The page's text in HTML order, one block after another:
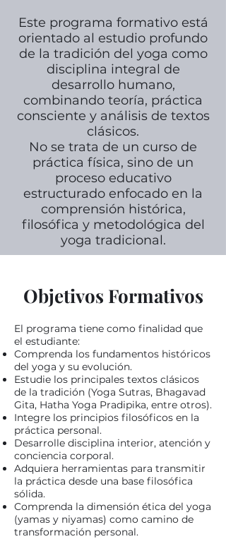
Este programa formativo está
orientado al estudio profundo
de la tradición del yoga como
disciplina integral de
desarrollo humano,
combinando teoría, práctica
consciente y análisis de textos
clásicos.
No se trata de un curso de
práctica física, sino de un
proceso educativo
estructurado enfocado en la
comprensión histórica,
filosófica y metodológica del
yoga tradicional.
Objetivos Formativos
El programa tiene como finalidad que
el estudiante:
Comprenda los fundamentos históricos
del yoga y su evolución.
Estudie los principales textos clásicos
de la tradición (Yoga Sutras, Bhagavad
Gita, Hatha Yoga Pradipika, entre otros).
Integre los principios filosóficos en la
práctica personal.
Desarrolle disciplina interior, atención y
conciencia corporal.
Adquiera herramientas para transmitir
la práctica desde una base filosófica
sólida.
Comprenda la dimensión ética del yoga
(yamas y niyamas) como camino de
transformación personal.